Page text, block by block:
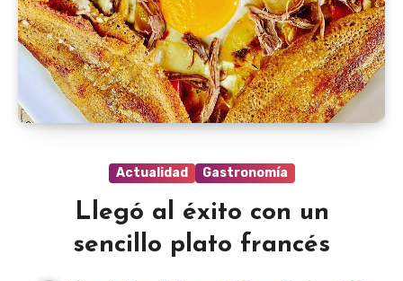
Actualidad Gastronomía
Llegó al éxito con un
sencillo plato francés